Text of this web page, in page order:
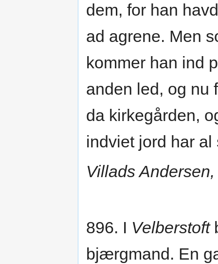
dem, for han
ad agrene. Men
kommer han ind
anden led, og nu
da kirkegården,
indviet jord har
Villads
896. I Velberstoft
bjærgmand. En